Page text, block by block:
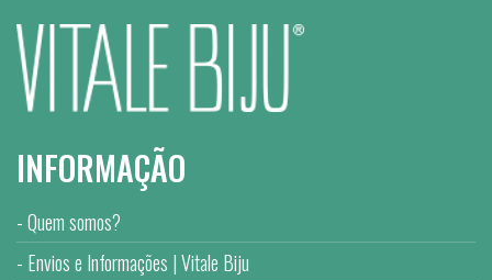
INFORMAÇÃO
Quem somos?
Envios e Informações | Vitale Biju